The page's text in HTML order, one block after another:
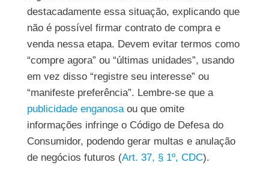
destacadamente essa situação, explicando que
não é possível firmar contrato de compra e
venda nessa etapa. Devem evitar termos como
“compre agora” ou “últimas unidades”, usando
em vez disso “registre seu interesse” ou
“manifeste preferência”. Lembre-se que a
publicidade enganosaou que omite
informações infringe o Código de Defesa do
Consumidor, podendo gerar multas e anulação
de negócios futuros (Art. 37, § 1º, CDC).